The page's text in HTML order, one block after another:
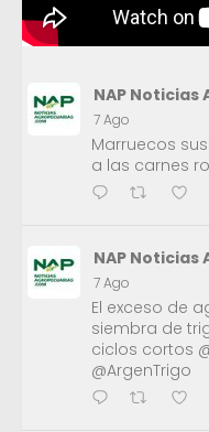
NAP Noticias
7 Ago
Marruecos
a las carnes
NAP Noticias
7 Ago
El exceso de
siembra de
ciclos cortos
@ArgenTrigo